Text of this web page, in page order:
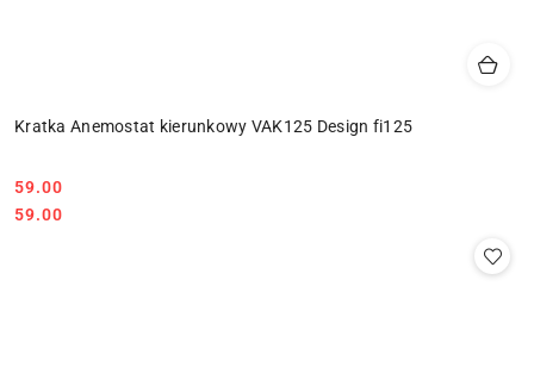
Kratka Anemostat kierunkowy VAK125 Design fi125
Cena:
59.00
Cena:
59.00